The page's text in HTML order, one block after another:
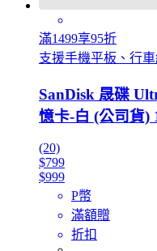
滿1499享95折
支援手機平板、行
SanDisk 晟碟
憶卡-白 (公司貨)
(20)
$799
$999
P幣
滿額贈
折扣